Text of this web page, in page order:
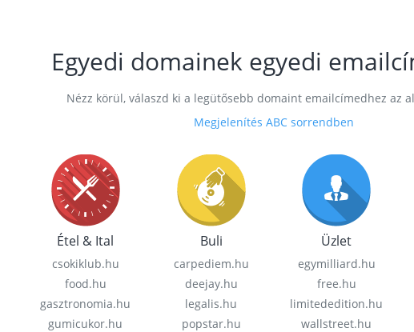
Egyedi domainek egyedi
Nézz körül, válaszd ki a legütősebb domaint emailcímedhez az
Megjelenítés ABC sorrendben
Étel & Ital
csokiklub.hu
food.hu
gasztronomia.hu
gumicukor.hu
Buli
carpediem.hu
deejay.hu
legalis.hu
popstar.hu
Üzlet
egymilliard.hu
free.hu
limitededition.hu
wallstreet.hu